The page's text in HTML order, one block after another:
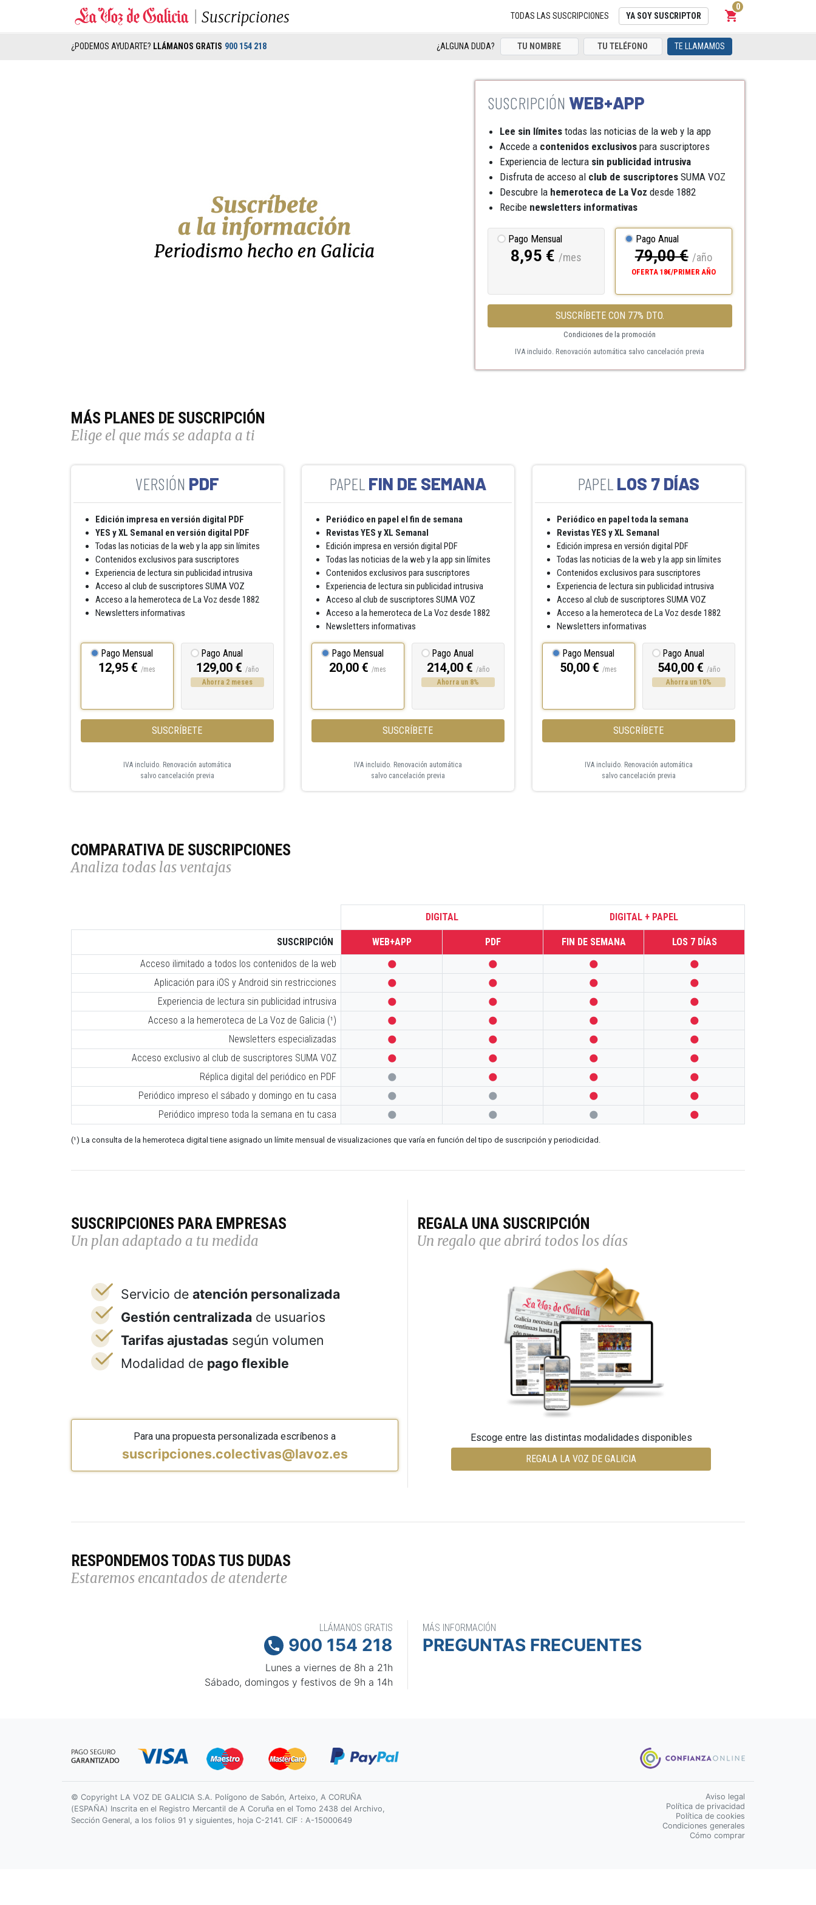
Suscripciones TODAS LAS SUSCRIPCIONES YA SOY SUSCRIPTOR shopping_cart
Carrito
0
¿PODEMOS AYUDARTE? LLÁMANOS GRATIS 900 154 218 ¿ALGUNA DUDA? TE LLAMAMOS
WEB+APP
Lee sin límitestodas las noticias de la web y la app
Accede acontenidos exclusivospara suscriptores
Experiencia de lecturasin publicidad intrusiva
Disfruta de acceso alclub de suscriptoresSUMA VOZ
Descubre lahemerotecade La Voz desde 1882
Recibe newsletters informativas
Pago Mensual
8,95 € /mes
Pago Anual
79,00 € /año
OFERTA 18€/PRIMER AÑO
SUSCRÍBETE CON 77% DTO.
Condiciones de la promoción
IVA incluido. Renovación automática salvo cancelación previa
MÁS PLANES DE SUSCRIPCIÓN
Elige el que más se adapta a ti
PDF
Edición impresa en versión digital PDF
YES y XL Semanal en versión digital PDF
Todas las noticias de la web y la app sin límites
Contenidos exclusivos para suscriptores
Experiencia de lectura sin publicidad intrusiva
Acceso al club de suscriptores SUMA VOZ
Acceso a la hemeroteca de La Voz desde 1882
Newsletters informativas
Pago Mensual
12,95 €/mes
Pago Anual
129,00 €/año
Ahorra 2 meses
SUSCRÍBETE
IVA incluido. Renovación automática
salvo cancelación previa
FIN DE SEMANA
Periódico en papel el fin de semana
Revistas YES y XL Semanal
Edición impresa en versión digital PDF
Todas las noticias de la web y la app sin límites
Contenidos exclusivos para suscriptores
Experiencia de lectura sin publicidad intrusiva
Acceso al club de suscriptores SUMA VOZ
Acceso a la hemeroteca de La Voz desde 1882
Newsletters informativas
Pago Mensual
20,00 €/mes
Pago Anual
214,00 €/año
Ahorra un 8%
SUSCRÍBETE
IVA incluido. Renovación automática
salvo cancelación previa
LOS 7 DÍAS
Periódico en papel toda la semana
Revistas YES y XL Semanal
Edición impresa en versión digital PDF
Todas las noticias de la web y la app sin límites
Contenidos exclusivos para suscriptores
Experiencia de lectura sin publicidad intrusiva
Acceso al club de suscriptores SUMA VOZ
Acceso a la hemeroteca de La Voz desde 1882
Newsletters informativas
Pago Mensual
50,00 €/mes
Pago Anual
540,00 €/año
Ahorra un 10%
SUSCRÍBETE
IVA incluido. Renovación automática
salvo cancelación previa
COMPARATIVA DE SUSCRIPCIONES
Analiza todas las ventajas
DIGITAL DIGITAL + PAPEL
SUSCRIPCIÓN WEB+APP PDF FIN DE SEMANA
LOS 7 DÍAS
Acceso ilimitado a todos los contenidos de la web
   
Aplicación para iOS y Android sin restricciones    
Experiencia de lectura sin publicidad intrusiva    
Acceso a la hemeroteca de La Voz de Galicia (¹)    
Newsletters especializadas    
Acceso exclusivo al club de suscriptores SUMA VOZ    
Réplica digital del periódico en PDF    
Periódico impreso el sábado y domingo en tu casa    
Periódico impreso toda la semana en tu casa    
(¹) La consulta de la hemeroteca digital tiene asignado un límite mensual de visualizaciones que varía en función del tipo de suscripción y periodicidad.
SUSCRIPCIONES PARA EMPRESAS
Un plan adaptado a tu medida
Servicio de atención personalizada
Gestión centralizada de usuarios
Tarifas ajustadas según volumen
Modalidad de pago flexible
Para una propuesta personalizada escríbenos a
suscripciones.colectivas@lavoz.es
REGALA UNA SUSCRIPCIÓN
Un regalo que abrirá todos los días
Escoge entre las distintas modalidades disponibles
REGALA LA VOZ DE GALICIA
RESPONDEMOS TODAS TUS DUDAS
Estaremos encantados de atenderte
LLÁMANOS GRATIS
 900 154 218
Lunes a viernes de 8h a 21h
Sábado, domingos y festivos de 9h a 14h
MÁS INFORMACIÓN
PREGUNTAS FRECUENTES
© Copyright LA VOZ DE GALICIA S.A. Polígono de Sabón, Arteixo, A CORUÑA
(ESPAÑA) Inscrita en el Registro Mercantil de A Coruña en el Tomo 2438 del Archivo,
Sección General, a los folios 91 y siguientes, hoja C-2141. CIF : A-15000649
Aviso legal
Política de privacidad
Política de cookies
Condiciones generales
Cómo comprar